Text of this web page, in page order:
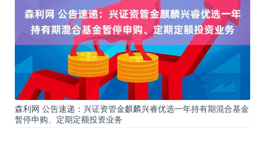
森利网 公告速递：兴证资管金麒麟兴睿优选一年持有期混合基金
暂停申购、定期定额投资业务